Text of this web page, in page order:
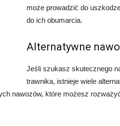
może prowadzić do
do ich obumarcia.
Alternatywne
Jeśli szukasz skutecznego
trawnika, istnieje wiele
nawozów, które możesz